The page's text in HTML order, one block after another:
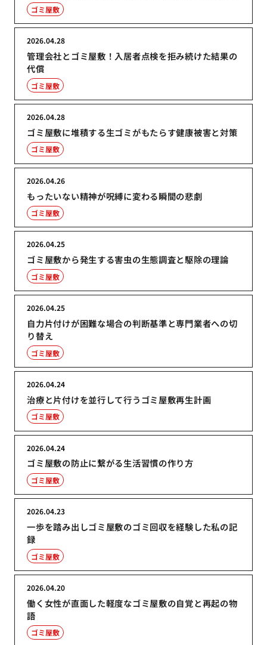
ゴミ屋敷
管理会社とゴミ屋敷！入居者点検を拒み続けた結果の
代償
2026.04.28
ゴミ屋敷
ゴミ屋敷に堆積する生ゴミがもたらす健康被害と対策
2026.04.28
ゴミ屋敷
もったいない精神が呪縛に変わる瞬間の悲劇
2026.04.26
ゴミ屋敷
ゴミ屋敷から発生する害虫の生態調査と駆除の理論
2026.04.25
ゴミ屋敷
自力片付けが困難な場合の判断基準と専門業者への切
り替え
2026.04.25
ゴミ屋敷
治療と片付けを並行して行うゴミ屋敷再生計画
2026.04.24
ゴミ屋敷
ゴミ屋敷の防止に繋がる生活習慣の作り方
2026.04.24
ゴミ屋敷
一歩を踏み出しゴミ屋敷のゴミ回収を経験した私の記
録
2026.04.23
ゴミ屋敷
働く女性が直面した軽度なゴミ屋敷の自覚と再起の物
語
2026.04.20
ゴミ屋敷